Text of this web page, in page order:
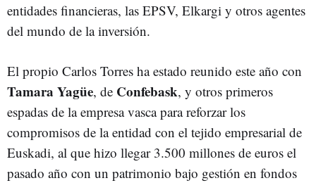
entidades financieras, las EPSV, Elkargi y otros agentes
del mundo de la inversión.
El propio Carlos Torres ha estado reunido este año con
Tamara Yagüe, de Confebask, y otros primeros
espadas de la empresa vasca para reforzar los
compromisos de la entidad con el tejido empresarial de
Euskadi, al que hizo llegar 3.500 millones de euros el
pasado año con un patrimonio bajo gestión en fondos